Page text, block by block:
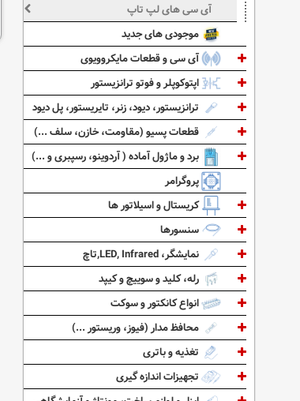
آی سی های لپ تاپ
موجودی های جدید
آی سی و قطعات مایکروویوی
اپتوکوپلر و فوتو ترانزیستور
ترانزیستور، دیود، زنر، تایریستور، پل دیود
قطعات پسیو (مقاومت، خازن، سلف ...)
برد و ماژول آماده ( آردوینو، رسپبری و ...)
پروگرامر
کریستال و اسیلاتور ها
سنسورها
نمایشگر، LED, Infrared,تاچ
رله، کلید و سوییچ و کیپد
انواع کانکتور و سوکت
محافظ مدار (فیوز، وریستور ...)
تغذیه و باتری
تجهیزات اندازه گیری